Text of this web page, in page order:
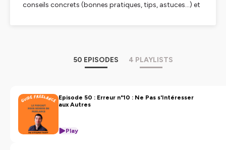
conseils concrets (bonnes pratiques, tips, astuces...) et
Alexandre Favrot
et j'ai 2 profils
Lyondepuis 2016. J'aide les TPE à trouver des clients
grâce à Google (audit SEO, Accompagnement SEO
(Plus d'infos :
Fondateurs de guides (sur
50 EPISODES 4 PLAYLISTS
Episode 50 : Erreur n°10 : Ne Pas s'Intéresser
aux Autres
Play